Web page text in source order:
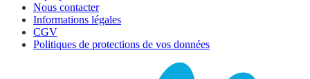
Nous contacter
Informations légales
CGV
Politiques de protections de vos données